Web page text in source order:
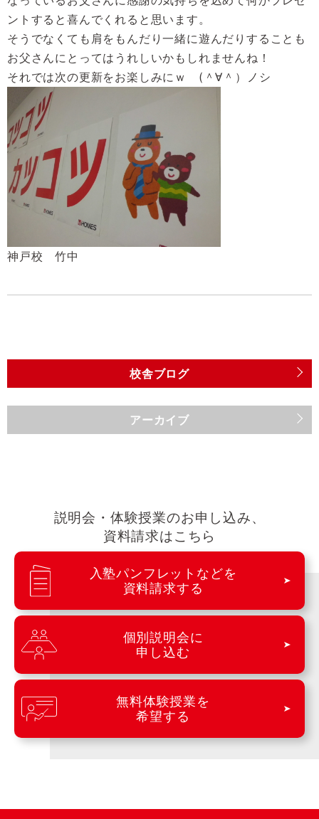
ントすると喜んでくれると思います。
そうでなくても肩をもんだり一緒に遊んだりすることも
お父さんにとってはうれしいかもしれませんね！
それでは次の更新をお楽しみにｗ (＾∀＾）ノシ
神戸校 竹中
校舎ブログ
アーカイブ
説明会・体験授業のお申し込み、
資料請求はこちら
入塾パンフレットなどを
資料請求する
個別説明会に
申し込む
無料体験授業を
希望する